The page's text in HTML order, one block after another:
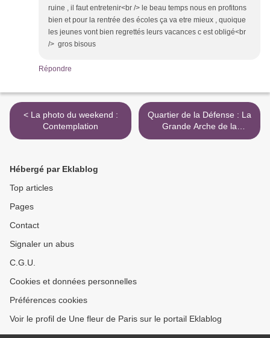
ruine , il faut entretenir<br /> le beau temps nous en profitons
bien et pour la rentrée des écoles ça va etre mieux , quoique
les jeunes vont bien regrettés leurs vacances c est obligé<br
/> gros bisous
Répondre
< La photo du weekend :
Contemplation
Quartier de la Défense : La
Grande Arche de la
Fraternité >
Hébergé par Eklablog
Top articles
Pages
Contact
Signaler un abus
C.G.U.
Cookies et données personnelles
Préférences cookies
Voir le profil de Une fleur de Paris sur le portail Eklablog